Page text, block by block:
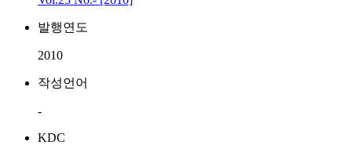
발행연도
2010
작성언어
-
KDC